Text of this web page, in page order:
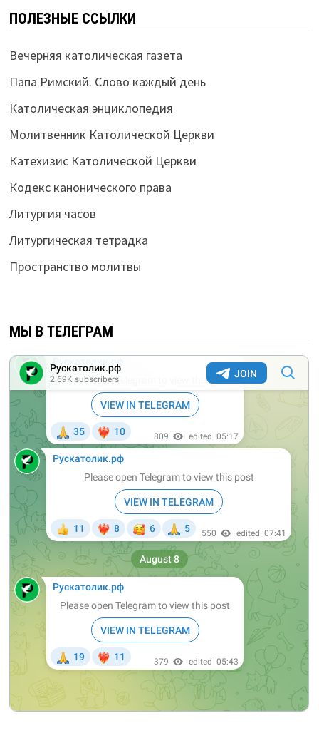
ПОЛЕЗНЫЕ ССЫЛКИ
Вечерняя католическая газета
Папа Римский. Слово каждый день
Католическая энциклопедия
Молитвенник Католической Церкви
Катехизис Католической Церкви
Кодекс канонического права
Литургия часов
Литургическая тетрадка
Пространство молитвы
МЫ В ТЕЛЕГРАМ